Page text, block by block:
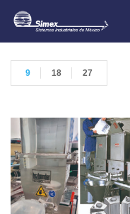
9 18 27